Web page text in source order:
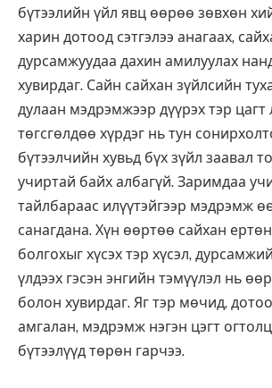
бүтээлийн үйл явц өөрөө зөвхөн
харин дотоод сэтгэлээ анагаах,
дурсамжуудаа дахин амилуулах
хувирдаг. Сайн сайхан зүйлсийн
дулаан мэдрэмжээр дүүрэх тэр цагт
төгсгөлдөө хүрдэг нь тун
бүтээлчийн хувьд бүх зүйл заавал
учиртай байх албагүй. Заримдаа
тайлбараас илүүтэйгээр мэдрэмж
санагдана. Хүн өөртөө сайхан
болгохыг хүсэх тэр хүсэл,
үлдээх гэсэн энгийн тэмүүлэл нь
болон хувирдаг. Яг тэр мөчид,
амгалан, мэдрэмж нэгэн цэгт
бүтээлүүд төрөн гарчээ.